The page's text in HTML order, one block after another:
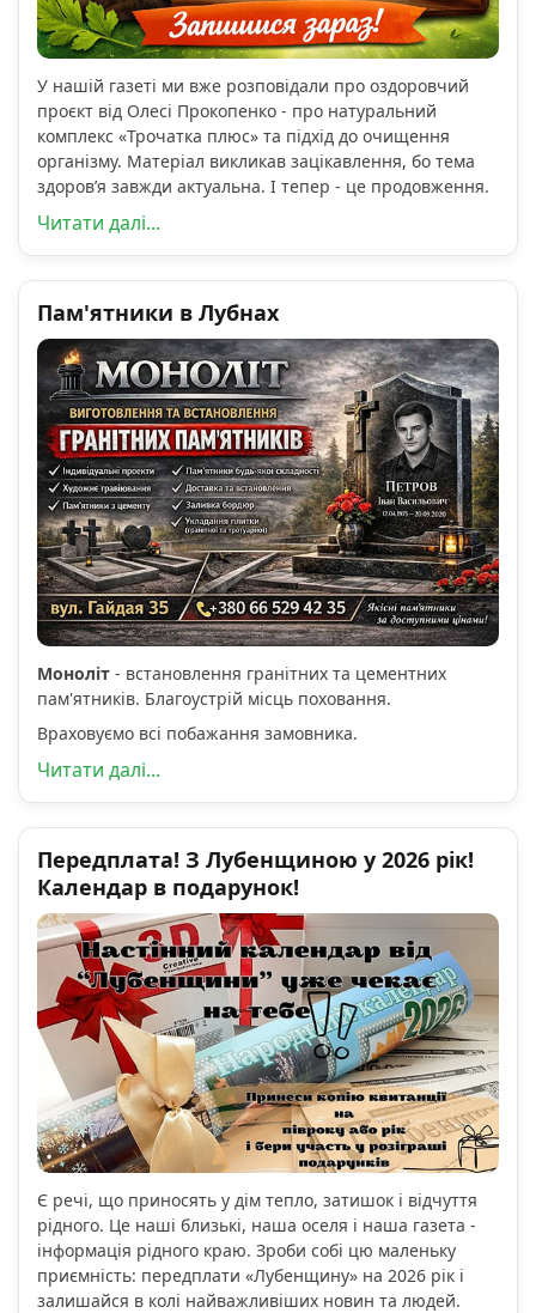
У нашій газеті ми вже розповідали про оздоровчий
проєкт від Олесі Прокопенко - про натуральний
комплекс «Трочатка плюс» та підхід до очищення
організму. Матеріал викликав зацікавлення, бо тема
здоров’я завжди актуальна. І тепер - це продовження.
Читати далі...
Пам'ятники в Лубнах
Моноліт - встановлення гранітних та цементних
пам'ятників. Благоустрій місць поховання.
Враховуємо всі побажання замовника.
Читати далі...
Передплата! З Лубенщиною у 2026 рік!
Календар в подарунок!
Є речі, що приносять у дім тепло, затишок і відчуття
рідного. Це наші близькі, наша оселя і наша газета -
інформація рідного краю. Зроби собі цю маленьку
приємність: передплати «Лубенщину» на 2026 рік і
залишайся в колі найважливіших новин та людей.